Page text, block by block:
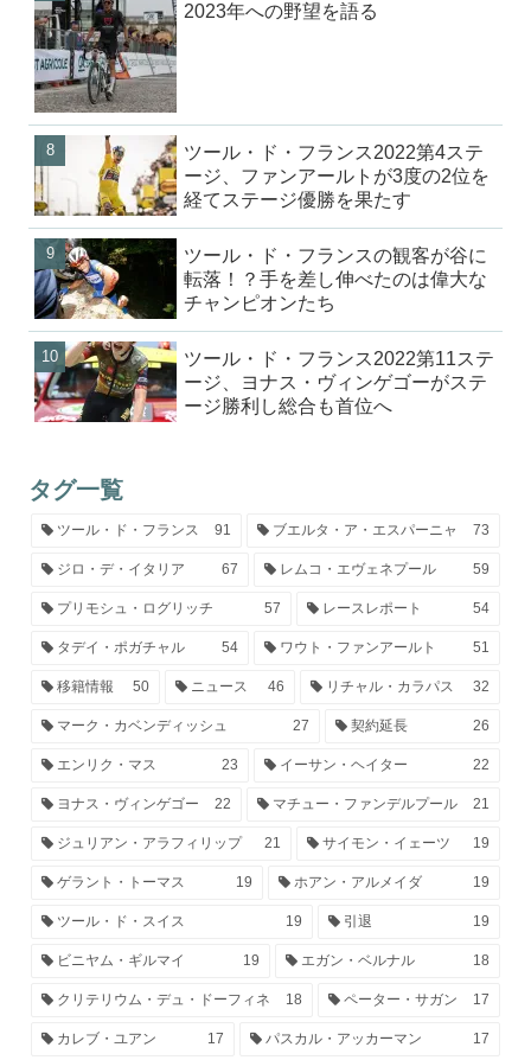
2023年への野望を語る
ツール・ド・フランス2022第4ステ
ージ、ファンアールトが3度の2位を
経てステージ優勝を果たす
ツール・ド・フランスの観客が谷に
転落！？手を差し伸べたのは偉大な
チャンピオンたち
ツール・ド・フランス2022第11ステ
ージ、ヨナス・ヴィンゲゴーがステ
ージ勝利し総合も首位へ
タグ一覧
ツール・ド・フランス 91 ブエルタ・ア・エスパーニャ 73
ジロ・デ・イタリア 67 レムコ・エヴェネプール 59
プリモシュ・ログリッチ 57 レースレポート 54
タデイ・ポガチャル 54 ワウト・ファンアールト 51
移籍情報 50 ニュース 46 リチャル・カラパス 32
マーク・カベンディッシュ 27 契約延長 26
エンリク・マス 23 イーサン・ヘイター 22
ヨナス・ヴィンゲゴー 22 マチュー・ファンデルプール 21
ジュリアン・アラフィリップ 21 サイモン・イェーツ 19
ゲラント・トーマス 19 ホアン・アルメイダ 19
ツール・ド・スイス 19 引退 19
ビニヤム・ギルマイ 19 エガン・ベルナル 18
クリテリウム・デュ・ドーフィネ 18 ペーター・サガン 17
カレブ・ユアン 17 パスカル・アッカーマン 17